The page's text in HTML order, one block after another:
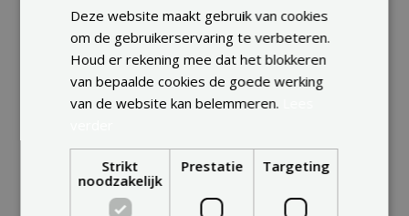
FRENCH
Deze website maakt gebruik van cookies
om de gebruikerservaring te verbeteren.
Houd er rekening mee dat het blokkeren
van bepaalde cookies de goede werking
van de website kan belemmeren.
Strikt
noodzakelijk
Prestatie Targeting